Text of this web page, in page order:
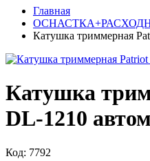
Главная
Катушка триммерная
Катушка
DL-1210
Код: 7792